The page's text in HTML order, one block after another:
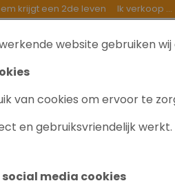
website gebruiken wij
van cookies om ervoor te
en gebruiksvriendelijk werkt.
media cookies
krijgt een 2de leven Ik verkoop ...
GOEDE DOELEN OVER ONS
WATERS
RID